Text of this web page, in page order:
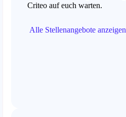
Criteo auf euch warten.
Alle Stellenangebote anzeigen